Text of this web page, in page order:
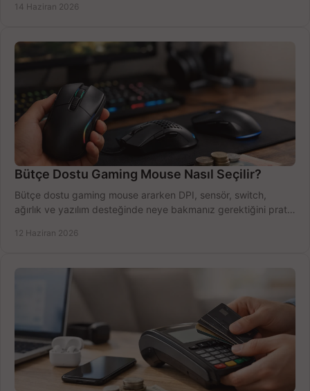
14 Haziran 2026
Bütçe Dostu Gaming Mouse Nasıl Seçilir?
Bütçe dostu gaming mouse ararken DPI, sensör, switch,
ağırlık ve yazılım desteğinde neye bakmanız gerektiğini pratik
12 Haziran 2026